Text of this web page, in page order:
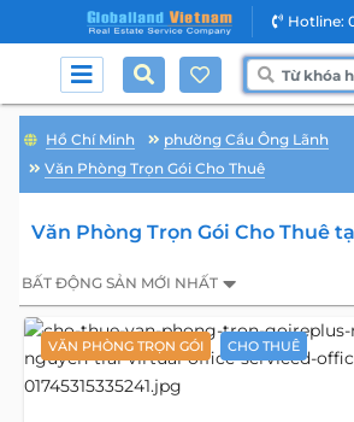
Hotline:
Hồ Chí Minh
phường Cầu Ông Lãnh
Văn Phòng Trọn Gói Cho Thuê
Văn Phòng Trọn Gói Cho Thuê
BẤT ĐỘNG SẢN MỚI NHẤT
VĂN PHÒNG TRỌN GÓI CHO THUÊ